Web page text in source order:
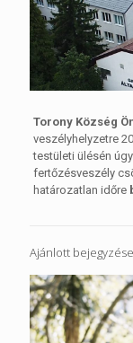
Torony Község
veszélyhelyzetre
testületi ülésén
fertőzésveszély
határozatlan időre
Ajánlott